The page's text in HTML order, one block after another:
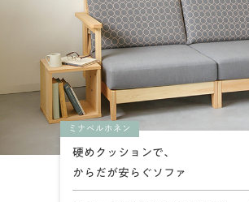
ミナペルホネン
硬めクッションで、
からだが安らぐソファ